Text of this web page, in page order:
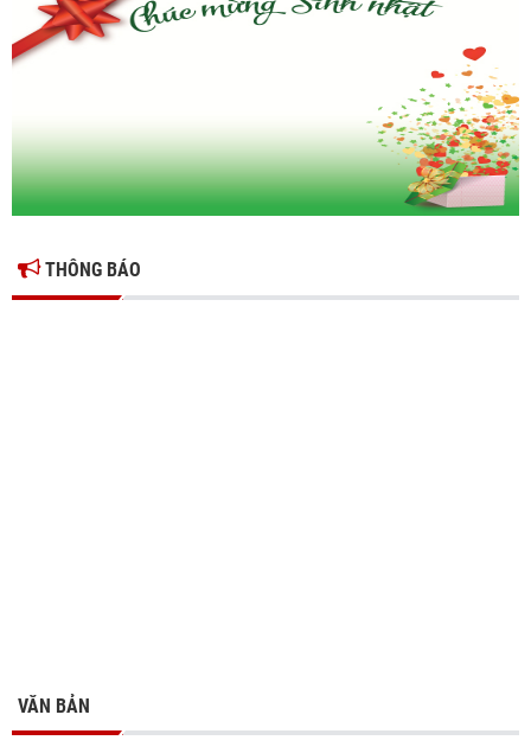
Ông Đỗ Văn Vẻ là Chủ tịch Hiệp hội Doanh nghiệp tỉnh Hưng Yên
Hiệp hội doanh nghiệp tỉnh Hưng Yên: Cập nhật chính sách thuế mới
THÔNG BÁO
VĂN BẢN